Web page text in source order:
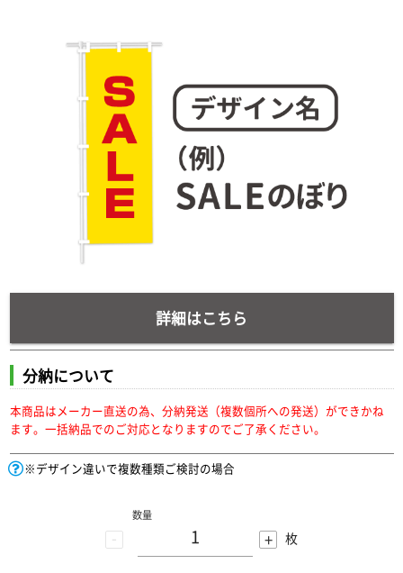
詳細はこちら
分納について
本商品はメーカー直送の為、分納発送（複数個所への発送）ができかね
ます。一括納品でのご対応となりますのでご了承ください。
※デザイン違いで複数種類ご検討の場合
-
数量
+ 枚